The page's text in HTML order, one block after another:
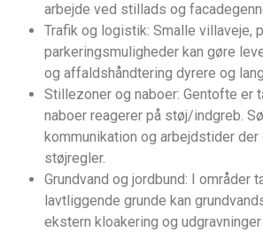
arbejde ved stillads og
Trafik og logistik: Smalle villaveje,
parkeringsmuligheder kan gøre
og affaldshåndtering dyrere og
Stillezoner og naboer: Gentofte er
naboer reagerer på støj/indgreb.
kommunikation og arbejdstider
støjregler.
Grundvand og jordbund: I områder
lavtliggende grunde kan
ekstern kloakering og